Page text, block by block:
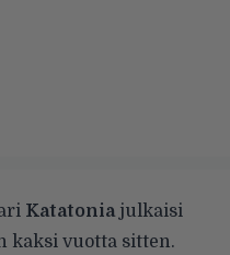
Katatonia julkaisi
kaksi vuotta sitten.